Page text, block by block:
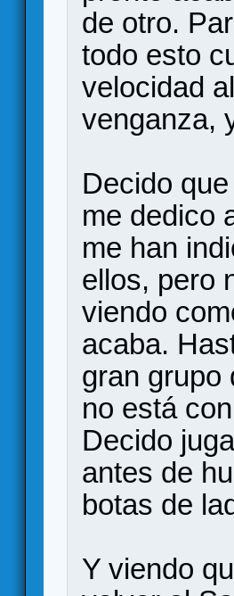
de otro.
todo esto
velocidad
venganza,
Decido
me dedico
me han
ellos, pero
viendo
acaba.
gran grupo
no está
Decido
antes de
botas de
Y viendo